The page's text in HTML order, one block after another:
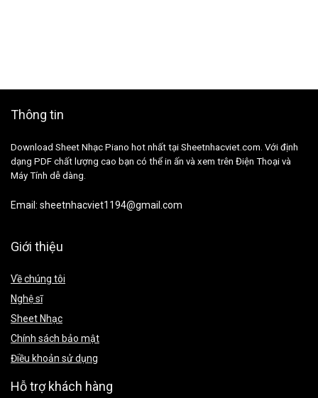
Thông tin
Download Sheet Nhạc Piano hot nhất tại Sheetnhacviet.com. Với định
dạng PDF chất lượng cao bạn có thể in ấn và xem trên Điện Thoại và
Máy Tính dễ dàng.
Email: sheetnhacviet1194@gmail.com
Giới thiệu
Về chúng tôi
Nghệ sĩ
Sheet Nhạc
Chính sách bảo mật
Điều khoản sử dụng
Hỗ trợ khách hàng